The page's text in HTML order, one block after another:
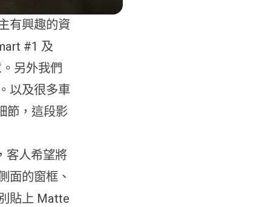
有興趣的資
#1 及
另外我們
以及很多車
節，這段影
客人希望將
面的窗框、
貼上 Matte